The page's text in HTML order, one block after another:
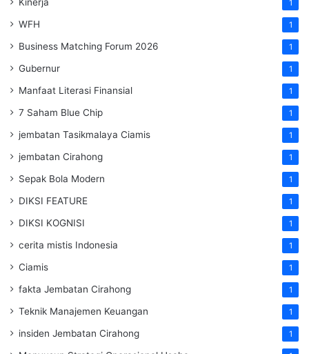
1
WFH 1
Business Matching Forum 2026 1
Gubernur 1
Manfaat Literasi Finansial 1
7 Saham Blue Chip 1
jembatan Tasikmalaya Ciamis 1
jembatan Cirahong 1
Sepak Bola Modern 1
DIKSI FEATURE 1
DIKSI KOGNISI 1
cerita mistis Indonesia 1
Ciamis 1
fakta Jembatan Cirahong 1
Teknik Manajemen Keuangan 1
insiden Jembatan Cirahong 1